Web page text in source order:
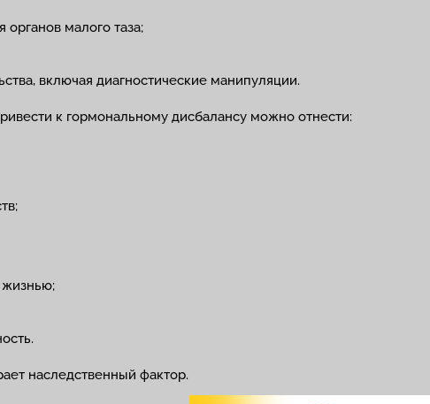
малого таза;
включая диагностические манипуляции.
к гормональному дисбалансу можно отнести:
жизнью;
наследственный фактор.